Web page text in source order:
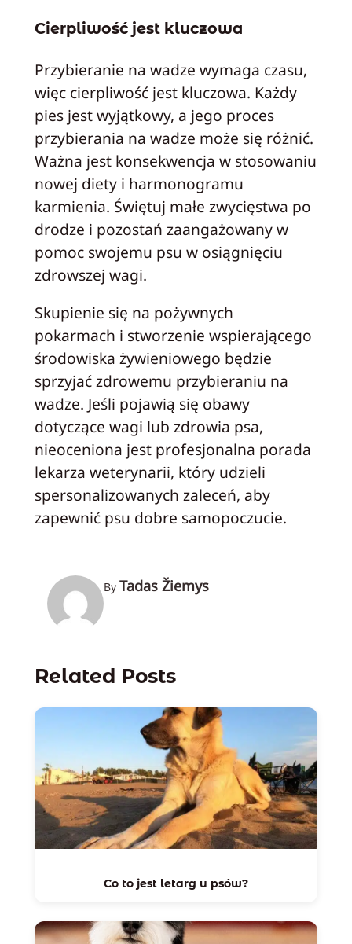
Cierpliwość jest kluczowa
Przybieranie na wadze wymaga czasu,
więc cierpliwość jest kluczowa. Każdy
pies jest wyjątkowy, a jego proces
przybierania na wadze może się różnić.
Ważna jest konsekwencja w stosowaniu
nowej diety i harmonogramu
karmienia. Świętuj małe zwycięstwa po
drodze i pozostań zaangażowany w
pomoc swojemu psu w osiągnięciu
zdrowszej wagi.
Skupienie się na pożywnych
pokarmach i stworzenie wspierającego
środowiska żywieniowego będzie
sprzyjać zdrowemu przybieraniu na
wadze. Jeśli pojawią się obawy
dotyczące wagi lub zdrowia psa,
nieoceniona jest profesjonalna porada
lekarza weterynarii, który udzieli
spersonalizowanych zaleceń, aby
zapewnić psu dobre samopoczucie.
By Tadas Žiemys
Related Posts
Co to jest letarg u psów?